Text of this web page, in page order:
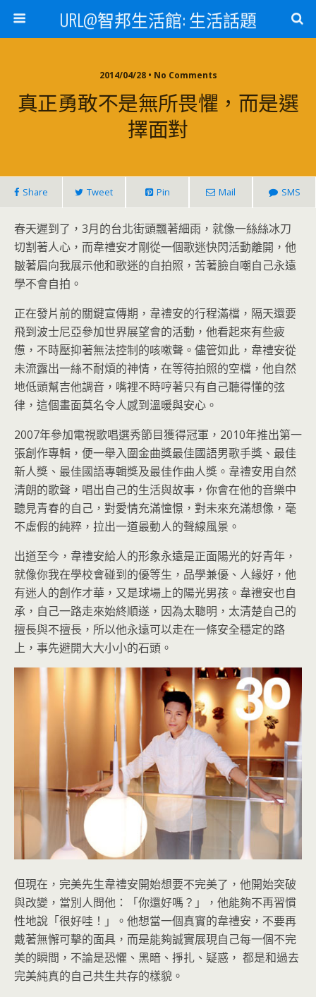
URL@智邦生活館: 生活話題
2014/04/28 • No Comments
真正勇敢不是無所畏懼，而是選
擇面對
Share Tweet Pin Mail SMS
春天遲到了，3月的台北街頭飄著細雨，就像一絲絲冰刀
切割著人心，而韋禮安才剛從一個歌迷快閃活動離開，他
皺著眉向我展示他和歌迷的自拍照，苦著臉自嘲自己永遠
學不會自拍。
正在發片前的關鍵宣傳期，韋禮安的行程滿檔，隔天還要
飛到波士尼亞參加世界展望會的活動，他看起來有些疲
憊，不時壓抑著無法控制的咳嗽聲。儘管如此，韋禮安從
未流露出一絲不耐煩的神情，在等待拍照的空檔，他自然
地低頭幫吉他調音，嘴裡不時哼著只有自己聽得懂的弦
律，這個畫面莫名令人感到溫暖與安心。
2007年參加電視歌唱選秀節目獲得冠軍，2010年推出第一
張創作專輯，便一舉入圍金曲獎最佳國語男歌手獎、最佳
新人獎、最佳國語專輯獎及最佳作曲人獎。韋禮安用自然
清朗的歌聲，唱出自己的生活與故事，你會在他的音樂中
聽見青春的自己，對愛情充滿憧憬，對未來充滿想像，毫
不虛假的純粹，拉出一道最動人的聲線風景。
出道至今，韋禮安給人的形象永遠是正面陽光的好青年，
就像你我在學校會碰到的優等生，品學兼優、人緣好，他
有迷人的創作才華，又是球場上的陽光男孩。韋禮安也自
承，自己一路走來始終順遂，因為太聰明，太清楚自己的
擅長與不擅長，所以他永遠可以走在一條安全穩定的路
上，事先避開大大小小的石頭。
但現在，完美先生韋禮安開始想要不完美了，他開始突破
與改變，當別人問他：「你還好嗎？」，他能夠不再習慣
性地說「很好哇！」。他想當一個真實的韋禮安，不要再
戴著無懈可擊的面具，而是能夠誠實展現自己每一個不完
美的瞬間，不論是恐懼、黑暗、掙扎、疑惑， 都是和過去
完美純真的自己共生共存的樣貌。